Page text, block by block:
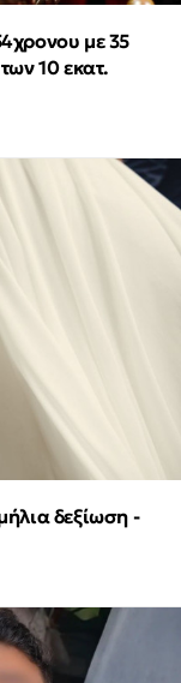
με 35
10 εκατ.
δεξίωση -